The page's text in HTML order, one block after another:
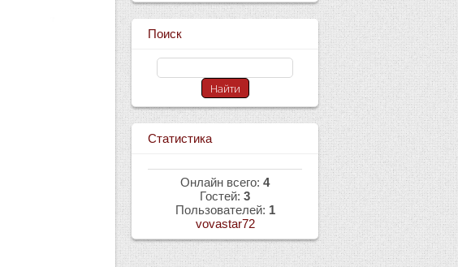
Поиск
Статистика
Онлайн всего: 4
Гостей: 3
Пользователей: 1
vovastar72